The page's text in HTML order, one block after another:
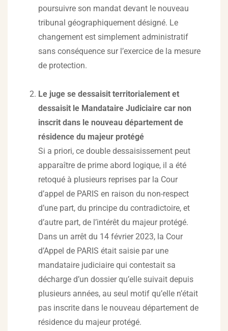
poursuivre son mandat devant le nouveau
tribunal géographiquement désigné. Le
changement est simplement administratif
sans conséquence sur l’exercice de la mesure
de protection.
Le juge se dessaisit territorialement et
dessaisit le Mandataire Judiciaire car non
inscrit dans le nouveau département de
résidence du majeur protégé
Si a priori, ce double dessaisissement peut
apparaître de prime abord logique, il a été
retoqué à plusieurs reprises par la Cour
d’appel de PARIS en raison du non-respect
d’une part, du principe du contradictoire, et
d’autre part, de l’intérêt du majeur protégé.
Dans un arrêt du 14 février 2023, la Cour
d’Appel de PARIS était saisie par une
mandataire judiciaire qui contestait sa
décharge d’un dossier qu’elle suivait depuis
plusieurs années, au seul motif qu’elle n’était
pas inscrite dans le nouveau département de
résidence du majeur protégé.